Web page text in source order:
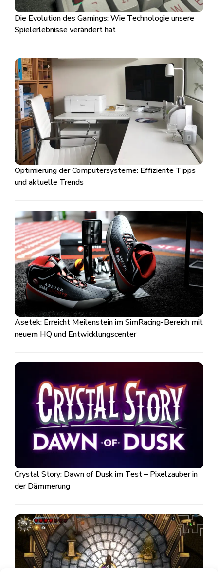
Die Evolution des Gamings: Wie Technologie unsere
Spielerlebnisse verändert hat
Optimierung der Computersysteme: Effiziente Tipps
und aktuelle Trends
Asetek: Erreicht Meilenstein im SimRacing-Bereich mit
neuem HQ und Entwicklungscenter
Crystal Story: Dawn of Dusk im Test – Pixelzauber in
der Dämmerung